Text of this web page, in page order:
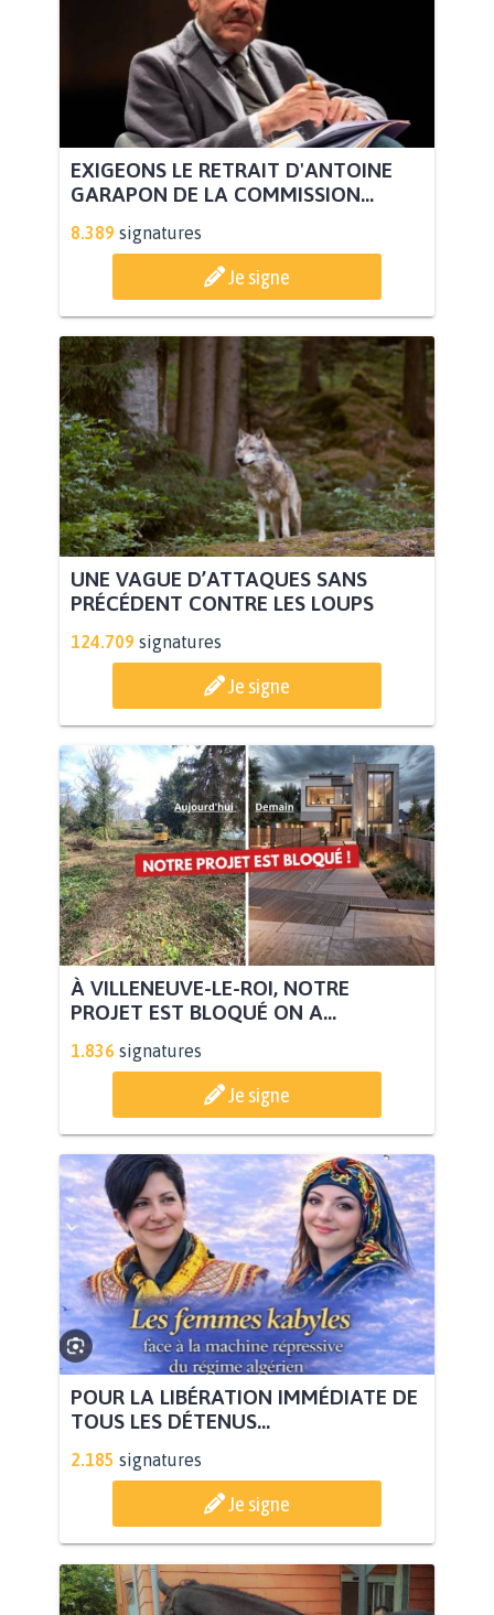
EXIGEONS LE RETRAIT D'ANTOINE
GARAPON DE LA COMMISSION...
8.389 signatures
Je signe
UNE VAGUE D’ATTAQUES SANS
PRÉCÉDENT CONTRE LES LOUPS
124.709 signatures
Je signe
À VILLENEUVE-LE-ROI, NOTRE
PROJET EST BLOQUÉ ON A...
1.836 signatures
Je signe
POUR LA LIBÉRATION IMMÉDIATE DE
TOUS LES DÉTENUS...
2.185 signatures
Je signe